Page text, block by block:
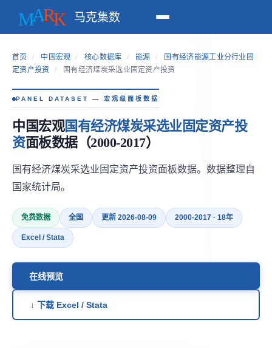
马克集数
首页 / 中国宏观 / 核心数据库 / 能源 /
国有经济能源工业分行业固
定资产投资
/ 国有经济煤炭采选业固定资产投资
PANEL DATASET — 宏观级面板数据
中国宏观国有经济煤炭采选业固定资产投
资面板数据（2000-2017）
国有经济煤炭采选业固定资产投资面板数据。数据整理自
国家统计局。
免费数据 全国 更新 2026-08-09 2000-2017 · 18年
Excel / Stata
在线预览
↓ 下载 Excel / Stata